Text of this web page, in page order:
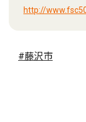
http://
#藤沢市